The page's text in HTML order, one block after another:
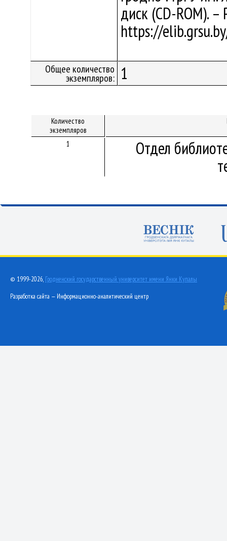
диск (CD-ROM).
https://
Общее количество
экземпляров: 1
Количество
экземпляров
1
Отдел
© 1999-2026, Гродненский государственный университет имени Янки Купалы
Разработка сайта — Информационно-аналитический центр